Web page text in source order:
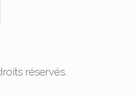
réservés.